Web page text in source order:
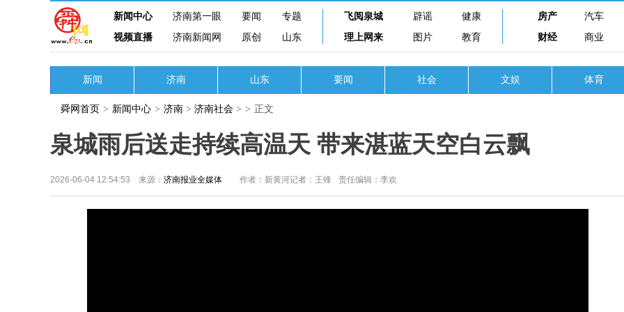
新闻中心 济南第一眼 要闻
专题
视频直播
济南新闻网 原创 山东
飞阅泉城 辟谣
健康
理上网来
图片 教育
房产
汽车
财经
商业
新闻 济南 山东 要闻 社会 文娱 体育
舜网首页 > 新闻中心 > 济南 > 济南社会 > > 正文
泉城雨后送走持续高温天 带来湛蓝天空白云飘
2026-06-04 12:54:53 来源： 济南报业全媒体 作者：新黄河记者：王锋 责任编辑：李欢